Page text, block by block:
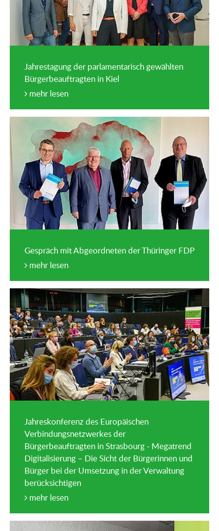
Jahrestagung der parlamentarisch gewählten
Bürgerbeauftragten in Kiel
mehr lesen
Gespräch mit Abgeordneten der Thüringer FDP
mehr lesen
Jahreskonferenz des Europäischen
Verbindungsnetzwerkes der
Bürgerbeauftragten in Strasbourg - Megatrend
Digitalisierung – Die Sicht der Bürgerinnen und
Bürger bei der Umsetzung in der Verwaltung
berücksichtigen
mehr lesen